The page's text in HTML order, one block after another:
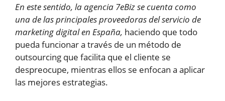
En este sentido, la agencia 7eBiz se cuenta como
una de las principales proveedoras del servicio de
marketing digital en España, haciendo que todo
pueda funcionar a través de un método de
outsourcing que facilita que el cliente se
despreocupe, mientras ellos se enfocan a aplicar
las mejores estrategias.